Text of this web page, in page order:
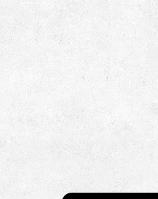
Skip to main content